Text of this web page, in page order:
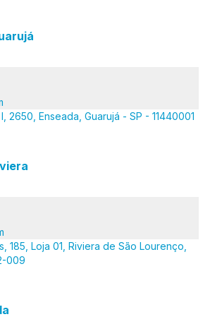
2650, Enseada, Guarujá - SP - 11440001
185, Loja 01, Riviera de São Lourenço,
009